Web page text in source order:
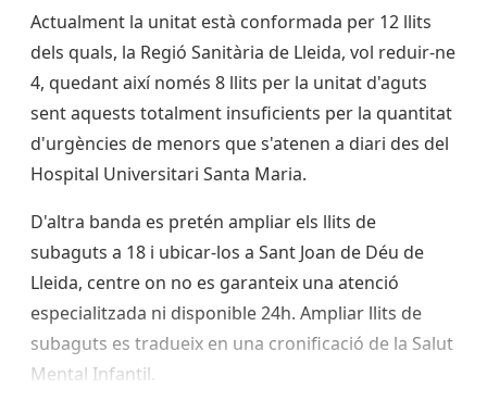
Actualment la unitat està conformada per 12 llits
dels quals, la Regió Sanitària de Lleida, vol reduir-ne
4, quedant així només 8 llits per la unitat d'aguts
sent aquests totalment insuficients per la quantitat
d'urgències de menors que s'atenen a diari des del
Hospital Universitari Santa Maria.
D'altra banda es pretén ampliar els llits de
subaguts a 18 i ubicar-los a Sant Joan de Déu de
Lleida, centre on no es garanteix una atenció
especialitzada ni disponible 24h. Ampliar llits de
subaguts es tradueix en una cronificació de la Salut
Mental Infantil.